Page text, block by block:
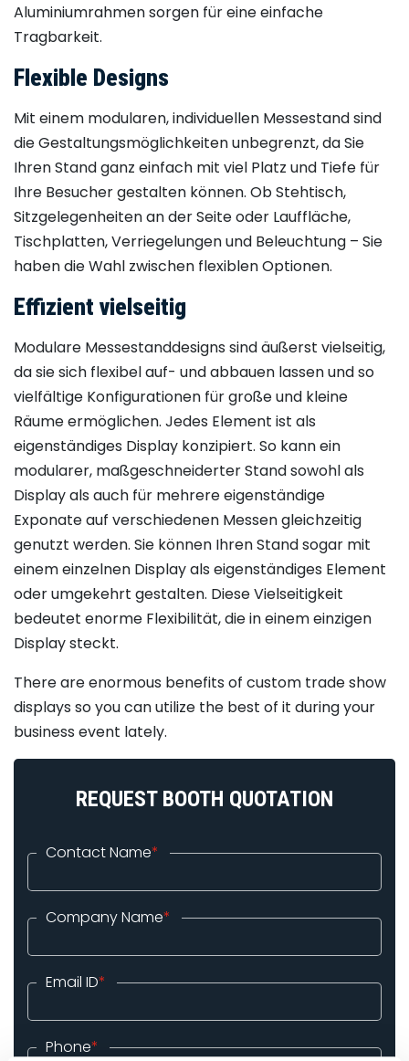
Aluminiumrahmen sorgen für eine einfache
Tragbarkeit.
Flexible Designs
Mit einem modularen, individuellen Messestand sind
die Gestaltungsmöglichkeiten unbegrenzt, da Sie
Ihren Stand ganz einfach mit viel Platz und Tiefe für
Ihre Besucher gestalten können. Ob Stehtisch,
Sitzgelegenheiten an der Seite oder Lauffläche,
Tischplatten, Verriegelungen und Beleuchtung – Sie
haben die Wahl zwischen flexiblen Optionen.
Effizient vielseitig
Modulare Messestanddesigns sind äußerst vielseitig,
da sie sich flexibel auf- und abbauen lassen und so
vielfältige Konfigurationen für große und kleine
Räume ermöglichen. Jedes Element ist als
eigenständiges Display konzipiert. So kann ein
modularer, maßgeschneiderter Stand sowohl als
Display als auch für mehrere eigenständige
Exponate auf verschiedenen Messen gleichzeitig
genutzt werden. Sie können Ihren Stand sogar mit
einem einzelnen Display als eigenständiges Element
oder umgekehrt gestalten. Diese Vielseitigkeit
bedeutet enorme Flexibilität, die in einem einzigen
Display steckt.
There are enormous benefits of custom trade show
displays so you can utilize the best of it during your
business event lately.
REQUEST BOOTH QUOTATION
Contact Name*
Company Name*
Email ID*
Phone*